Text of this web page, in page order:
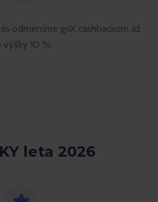
odmeníme goX cashbackom až
výšky 10 %.
leta 2026